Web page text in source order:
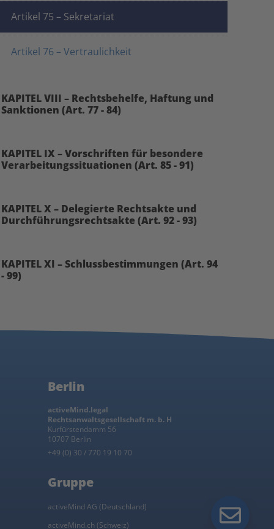
Artikel 75 – Sekretariat
Artikel 76 – Vertraulichkeit
KAPITEL VIII – Rechtsbehelfe, Haftung und
Sanktionen (Art. 77 - 84)
KAPITEL IX – Vorschriften für besondere
Verarbeitungssituationen (Art. 85 - 91)
KAPITEL X – Delegierte Rechtsakte und
Durchführungsrechtsakte (Art. 92 - 93)
KAPITEL XI – Schlussbestimmungen (Art. 94
- 99)
Berlin
activeMind.legal
Rechtsanwaltsgesellschaft m. b. H
Kurfürstendamm 56
10707 Berlin
+49 (0) 30 / 770 19 10 70
Gruppe
activeMind AG (Deutschland)
activeMind.ch (Schweiz)